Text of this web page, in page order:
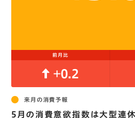
前月比
+0.2
来月の消費予報
5月の消費意欲指数は大型連